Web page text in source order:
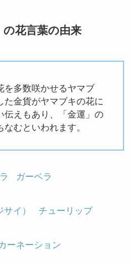
花言葉の由来
を多数咲かせるヤマブ
た金貨がヤマブキの花に
伝えもあり、「金運」の
むといわれます。
ガーベラ
イ） チューリップ
ーネーション